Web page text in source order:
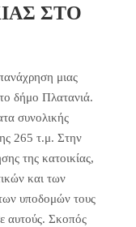
ΣΤΟ
μιας
δήμο Πλατανιά.
συνολικής
265 τ.μ. Στην
της κατοικίας,
και των
υποδομών τους
αυτούς. Σκοπός